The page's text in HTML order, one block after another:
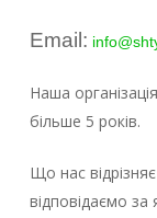
Email:
Наша
більше 5 років.
Що нас
відповідаємо